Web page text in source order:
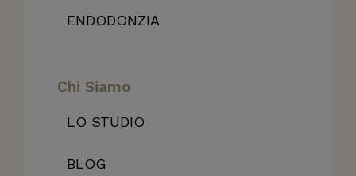
ENDODONZIA
Chi Siamo
LO STUDIO
BLOG